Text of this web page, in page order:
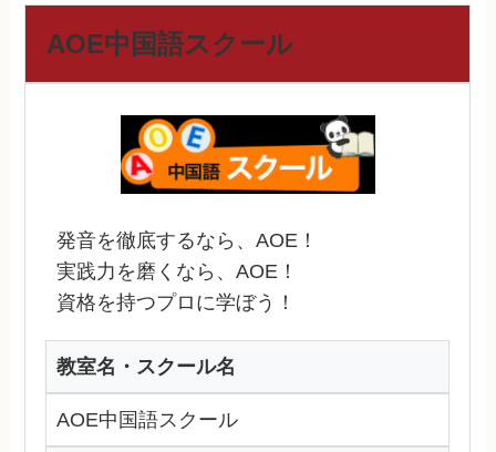
AOE中国語スクール
発音を徹底するなら、AOE！
実践力を磨くなら、AOE！
資格を持つプロに学ぼう！
教室名・スクール名
AOE中国語スクール